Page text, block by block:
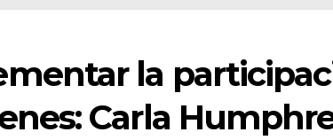
la
Carla